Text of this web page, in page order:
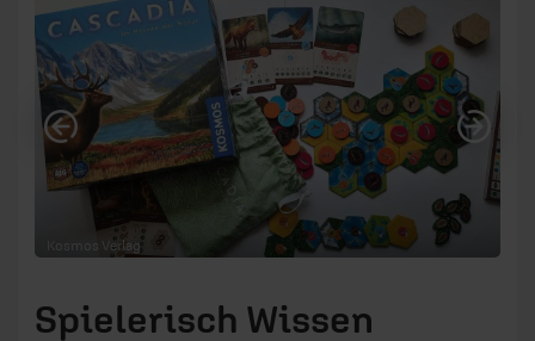
Mischwald
Vorheriges
Spielerisch Wissen
vermitteln
Was alle Spiele eint ist, ist nicht nur ihr Bezug
zur Natur, sondern oft auch ein pädagogischer
Ansatz. Spiele wollen an dieser Stelle eben nicht
nur unterhalten, sondern auch Wissen
zusammenhängt.